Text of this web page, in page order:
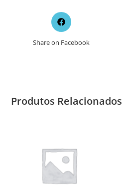
Opens
in
new
Share on Facebook
Produtos Relacionados